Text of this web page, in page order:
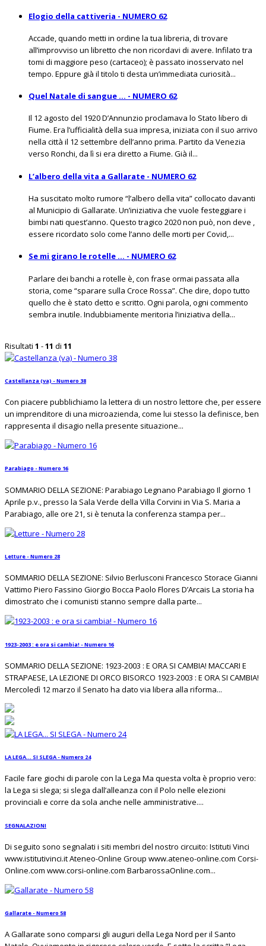
Elogio della cattiveria - NUMERO 62
Accade, quando metti in ordine la tua libreria, di trovare
all’improvviso un libretto che non ricordavi di avere. Infilato tra
tomi di maggiore peso (cartaceo); è passato inosservato nel
tempo. Eppure già il titolo ti desta un’immediata curiosità...
Quel Natale di sangue … - NUMERO 62
Il 12 agosto del 1920 D’Annunzio proclamava lo Stato libero di
Fiume. Era l’ufficialità della sua impresa, iniziata con il suo arrivo
nella città il 12 settembre dell’anno prima. Partito da Venezia
verso Ronchi, da lì si era diretto a Fiume. Già il...
L’albero della vita a Gallarate - NUMERO 62
Ha suscitato molto rumore “l’albero della vita” collocato davanti
al Municipio di Gallarate. Un’iniziativa che vuole festeggiare i
bimbi nati quest’anno. Questo tragico 2020 non può, non deve ,
essere ricordato solo come l’anno delle morti per Covid,...
Se mi girano le rotelle … - NUMERO 62
Parlare dei banchi a rotelle è, con frase ormai passata alla
storia, come “sparare sulla Croce Rossa”. Che dire, dopo tutto
quello che è stato detto e scritto. Ogni parola, ogni commento
sembra inutile. Indubbiamente meritoria l’iniziativa della...
Risultati 1 -11 di 11
Castellanza (va) - Numero 38
Con piacere pubblichiamo la lettera di un nostro lettore che, per essere
un imprenditore di una microazienda, come lui stesso la definisce, ben
rappresenta il disagio nella presente situazione...
Parabiago - Numero 16
SOMMARIO DELLA SEZIONE: Parabiago Legnano Parabiago Il giorno 1
Aprile p.v., presso la Sala Verde della Villa Corvini in Via S. Maria a
Parabiago, alle ore 21, si è tenuta la conferenza stampa per...
Letture - Numero 28
SOMMARIO DELLA SEZIONE: Silvio Berlusconi Francesco Storace Gianni
Vattimo Piero Fassino Giorgio Bocca Paolo Flores D’Arcais La storia ha
dimostrato che i comunisti stanno sempre dalla parte...
1923-2003 : e ora si cambia! - Numero 16
SOMMARIO DELLA SEZIONE: 1923-2003 : E ORA SI CAMBIA! MACCARI E
STRAPAESE, LA LEZIONE DI ORCO BISORCO 1923-2003 : E ORA SI CAMBIA!
Mercoledì 12 marzo il Senato ha dato via libera alla riforma...
LA LEGA... SI SLEGA - Numero 24
Facile fare giochi di parole con la Lega Ma questa volta è proprio vero:
la Lega si slega; si slega dall’alleanza con il Polo nelle elezioni
provinciali e corre da sola anche nelle amministrative....
SEGNALAZIONI
Di seguito sono segnalati i siti membri del nostro circuito: Istituti Vinci
www.istitutivinci.it Ateneo-Online Group www.ateneo-online.com Corsi-
Online.com www.corsi-online.com BarbarossaOnline.com...
Gallarate - Numero 58
A Gallarate sono comparsi gli auguri della Lega Nord per il Santo